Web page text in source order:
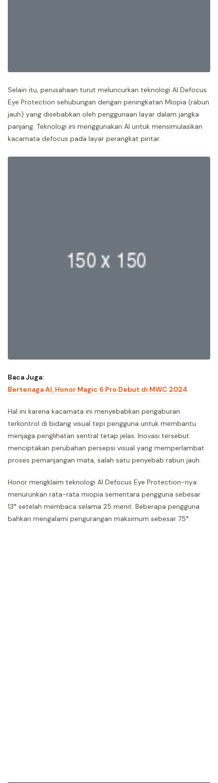
Selain itu, perusahaan turut meluncurkan teknologi AI Defocus
Eye Protection sehubungan dengan peningkatan Miopia (rabun
jauh) yang disebabkan oleh penggunaan layar dalam jangka
panjang. Teknologi ini menggunakan AI untuk mensimulasikan
kacamata defocus pada layar perangkat pintar.
Baca Juga:
Bertenaga AI, Honor Magic 6 Pro Debut di MWC 2024
Hal ini karena kacamata ini menyebabkan pengaburan
terkontrol di bidang visual tepi pengguna untuk membantu
menjaga penglihatan sentral tetap jelas. Inovasi tersebut
menciptakan perubahan persepsi visual yang memperlambat
proses pemanjangan mata, salah satu penyebab rabun jauh.
Honor mengklaim teknologi AI Defocus Eye Protection-nya
menurunkan rata-rata miopia sementara pengguna sebesar
13° setelah membaca selama 25 menit. Beberapa pengguna
bahkan mengalami pengurangan maksimum sebesar 75°.